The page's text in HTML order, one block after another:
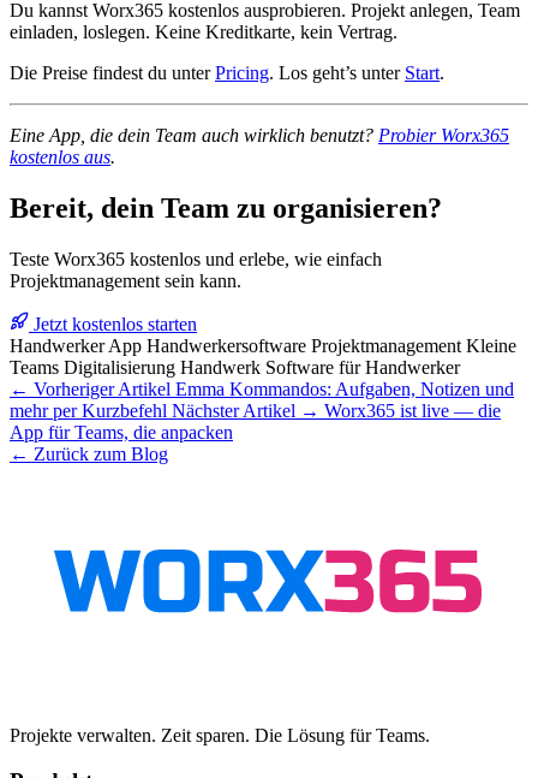
Du kannst Worx365 kostenlos ausprobieren. Projekt anlegen, Team
einladen, loslegen. Keine Kreditkarte, kein Vertrag.
Die Preise findest du unterPricing. Los geht’s unter Start.
Eine App, die dein Team auch wirklich benutzt? Probier Worx365
kostenlos aus.
Bereit, dein Team zu organisieren?
Teste Worx365 kostenlos und erlebe, wie einfach
Projektmanagement sein kann.
Jetzt kostenlos starten
Handwerker App Handwerkersoftware Projektmanagement Kleine
Teams Digitalisierung Handwerk Software für Handwerker
← Vorheriger Artikel Emma Kommandos: Aufgaben, Notizen und
mehr per Kurzbefehl Nächster Artikel → Worx365 ist live — die
App für Teams, die anpacken
← Zurück zum Blog
Projekte verwalten. Zeit sparen. Die Lösung für Teams.